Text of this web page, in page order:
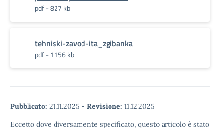
pdf - 827 kb
tehniski-zavod-ita_zgibanka
pdf - 1156 kb
Pubblicato: 21.11.2025 - Revisione: 11.12.2025
Eccetto dove diversamente specificato, questo articolo è stato